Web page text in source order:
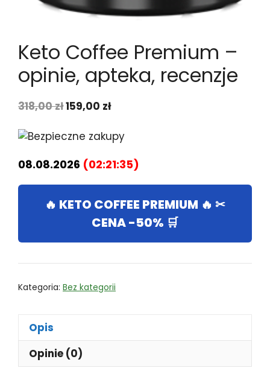
Keto Coffee Premium –
opinie, apteka, recenzje
318,00złPierwotna
wynosiła:
159,00 złAktualna
wynosi:
08.08.2026 (02:21:35)
🔥 KETO COFFEE PREMIUM 🔥 ✂
CENA -50% 🛒
Kategoria: Bez kategorii
Opis
Opinie (0)